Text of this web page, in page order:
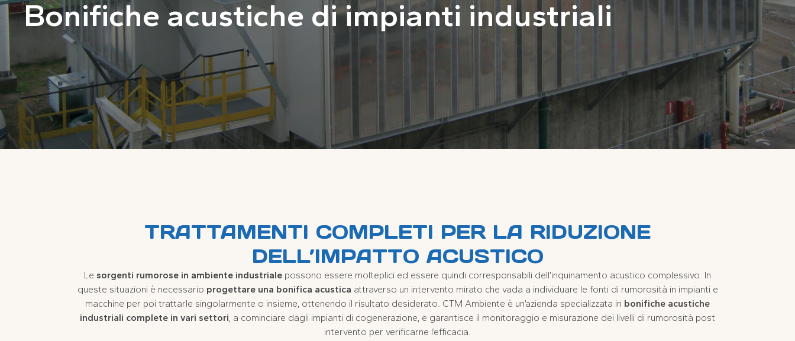
Bonifiche acustiche di impianti industriali
TRATTAMENTI COMPLETI PER LA RIDUZIONE
DELL’IMPATTO ACUSTICO
Le sorgenti rumorose in ambiente industriale possono essere molteplici ed essere quindi corresponsabili dell’inquinamento acustico complessivo. In
queste situazioni è necessario progettare una bonifica acustica attraverso un intervento mirato che vada a individuare le fonti di rumorosità in impianti e
macchine per poi trattarle singolarmente o insieme, ottenendo il risultato desiderato. CTM Ambiente è un’azienda specializzata in bonifiche acustiche
industriali complete in vari settori, a cominciare dagli impianti di cogenerazione, e garantisce il monitoraggio e misurazione dei livelli di rumorosità post
intervento per verificarne l’efficacia.